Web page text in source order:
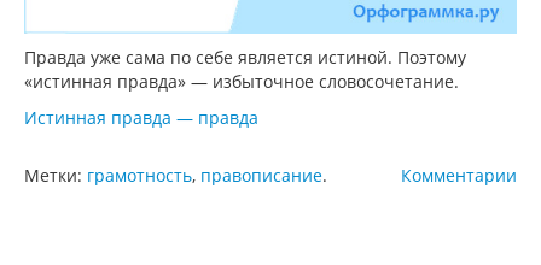
Правда уже сама по себе является истиной. Поэтому
«истинная правда» — избыточное словосочетание.
Истинная правда — правда
Комментарии
Метки: грамотность, правописание.